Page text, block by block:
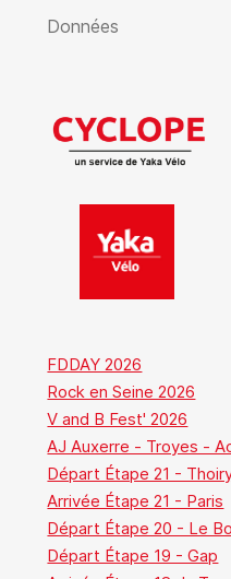
Données
FDDAY 2026
Rock en Seine 2026
V and B Fest' 2026
AJ Auxerre - Troyes -
Départ Étape 21 -
Arrivée Étape 21 - Paris
Départ Étape 20 - Le
Départ Étape 19 - Gap